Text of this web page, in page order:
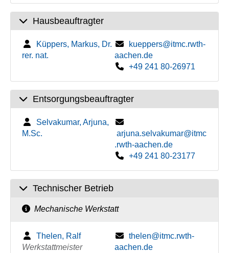
Hausbeauftragter
Küppers, Markus, Dr.
rer. nat.
kueppers@itmc.rwth-
aachen.de
+49 241 80-26971
Entsorgungsbeauftragter
Selvakumar, Arjuna,
M.Sc.
arjuna.selvakumar@itmc
.rwth-aachen.de
+49 241 80-23177
Technischer Betrieb
Mechanische Werkstatt
Thelen, Ralf
Werkstattmeister
thelen@itmc.rwth-
aachen.de